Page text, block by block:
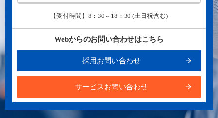
【受付時間】8：30～18：30 (土日祝含む)
Webからのお問い合わせはこちら
採用お問い合わせ
サービスお問い合わせ